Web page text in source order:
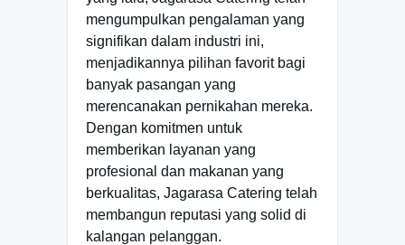
mengumpulkan pengalaman yang
signifikan dalam industri ini,
menjadikannya pilihan favorit bagi
banyak pasangan yang
merencanakan pernikahan mereka.
Dengan komitmen untuk
memberikan layanan yang
profesional dan makanan yang
berkualitas, Jagarasa Catering telah
membangun reputasi yang solid di
kalangan pelanggan.